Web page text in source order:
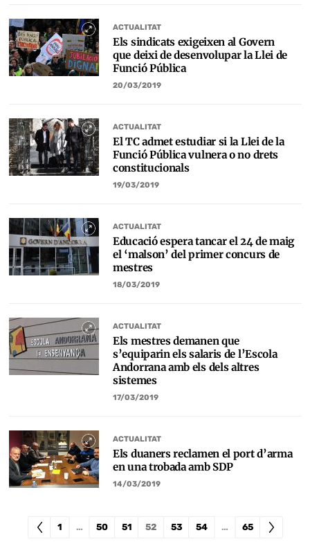
ACTUALITAT
Els sindicats exigeixen al Govern
que deixi de desenvolupar la Llei de
Funció Pública
20/03/2019
ACTUALITAT
El TC admet estudiar si la Llei de la
Funció Pública vulnera o no drets
constitucionals
19/03/2019
ACTUALITAT
Educació espera tancar el 24 de maig
el ‘malson’ del primer concurs de
mestres
18/03/2019
ACTUALITAT
Els mestres demanen que
s’equiparin els salaris de l’Escola
Andorrana amb els dels altres
sistemes
17/03/2019
ACTUALITAT
Els duaners reclamen el port d’arma
en una trobada amb SDP
14/03/2019
1 … 50 51 52 53 54 … 65